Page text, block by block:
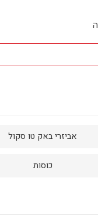
אביזרי באק טו סקול
כוסות